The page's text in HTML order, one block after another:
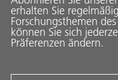
erhalten Sie
Forschungsthemen
können Sie sich
Präferenzen ändern.